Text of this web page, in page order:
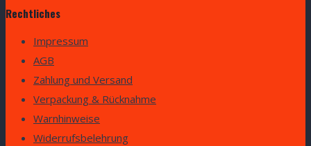
Rechtliches
Impressum
AGB
Zahlung und Versand
Verpackung & Rücknahme
Warnhinweise
Widerrufsbelehrung